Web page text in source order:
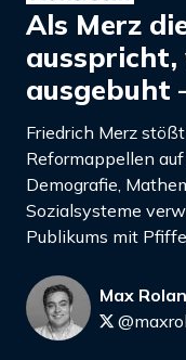
Als Merz
ausspricht,
ausgebuht
Friedrich Merz
Reformappellen
Demografie,
Sozialsysteme
Publikums mit
Max